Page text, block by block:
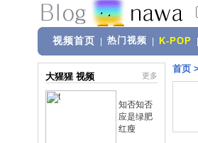
视频首页 热门视频 K-POP
大猩猩 视频 更多
知否知否
应是绿肥
红瘦
首页